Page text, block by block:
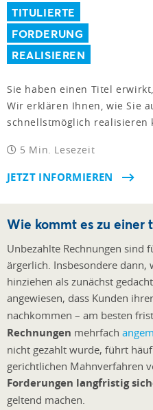
TITULIERTE
FORDERUNG
REALISIEREN
Sie haben einen Titel
Wir erklären Ihnen, wie Sie
schnellstmöglich realisieren
5 Min. Lesezeit
JETZT INFORMIEREN
Wie kommt es zu einer
Unbezahlte Rechnungen sind
ärgerlich. Insbesondere dann,
hinziehen als zunächst
angewiesen, dass Kunden ihrer
nachkommen – am besten
Rechnungen mehrfach
nicht gezahlt wurde, führt
gerichtlichen Mahnverfahren
Forderungen langfristig
geltend machen.